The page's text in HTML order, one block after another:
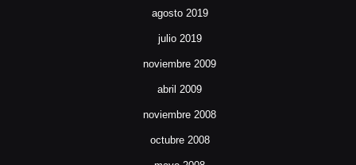
agosto 2019
julio 2019
noviembre 2009
abril 2009
noviembre 2008
octubre 2008